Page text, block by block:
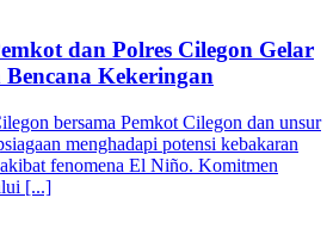
dan Polres Cilegon Gelar
Bencana Kekeringan
bersama Pemkot Cilegon dan unsur
menghadapi potensi kebakaran
fenomena El Niño. Komitmen
[...]